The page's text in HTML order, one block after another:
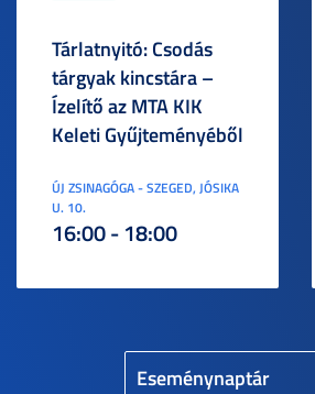
Eseménynaptár
Tárlatnyitó: Csodás
tárgyak kincstára –
Ízelítő az MTA KIK
Keleti Gyűjteményéből
ÚJ ZSINAGÓGA - SZEGED, JÓSIKA
U. 10.
16:00 - 18:00